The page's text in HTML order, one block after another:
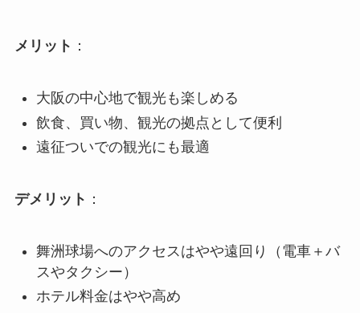
メリット ：
大阪の中心地で観光も楽しめる
飲食、買い物、観光の拠点として便利
遠征ついでの観光にも最適
デメリット ：
舞洲球場へのアクセスはやや遠回り（電車＋バ
スやタクシー）
ホテル料金はやや高め